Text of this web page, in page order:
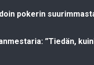
pokerin
”Tiedän,